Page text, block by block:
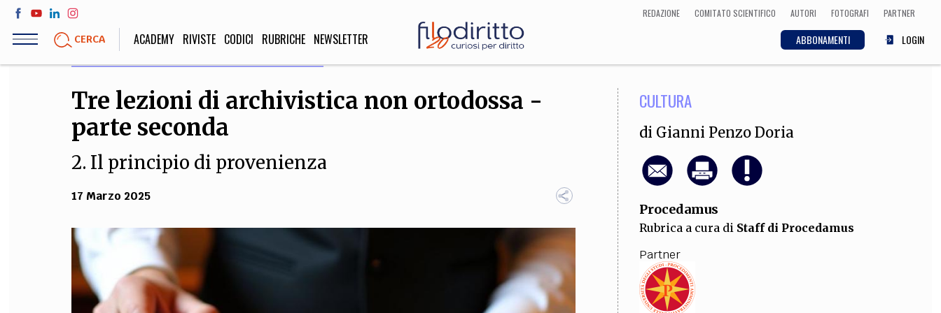
Salta
contenuto
REDAZIONE COMITATO SCIENTIFICO AUTORI FOTOGRAFI PARTNER
CERCA ABBONAMENTI LOGIN
ACADEMY RIVISTE CODICI RUBRICHE NEWSLETTER
LIFE STYLE
Sport, Cucina, Viaggi,
SOCIETÀ
Politica, Attualità,
ECONOMIA
Matematica, Fisica,
Biologia, Cifrematica,
STORIA E FILOSOFIA
Scienze storiche,
umanistiche, Religione
INNOVAZIONE
Scienze informatiche,
Architettura, Ingegneria
CULTURA
Arte, Cinema, Musica,
Letteratura
Tre lezioni di archivistica non ortodossa -
parte seconda
2. Il principio di provenienza
17 Marzo 2025
CULTURA
di Gianni Penzo Doria
Procedamus
Rubrica a cura di Staff di Procedamus
Partner